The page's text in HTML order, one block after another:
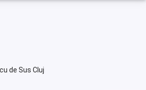
de Sus Cluj